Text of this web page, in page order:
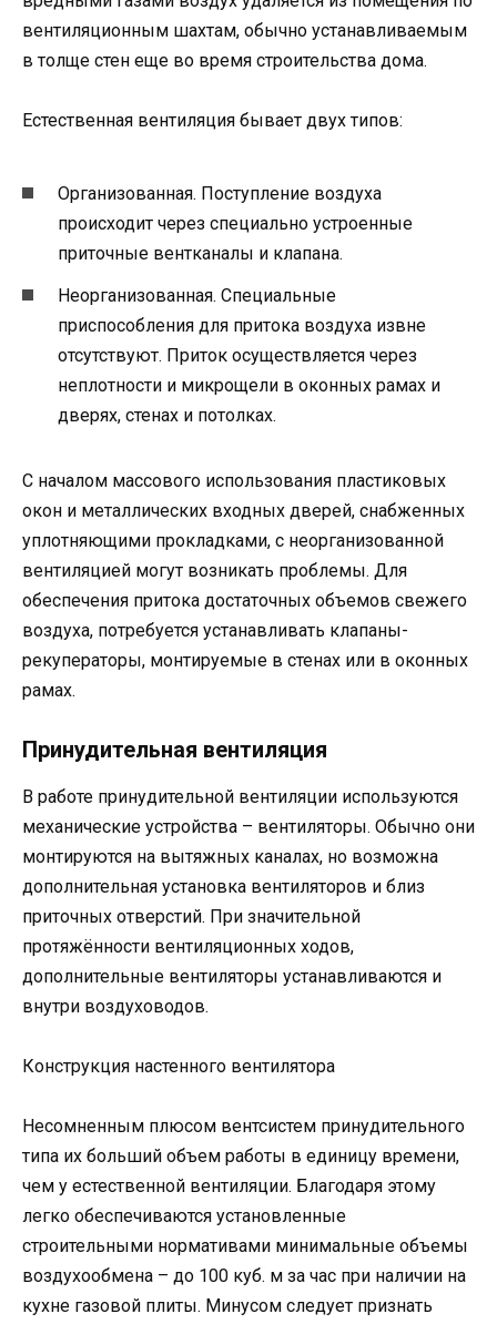
вентиляционным шахтам, обычно устанавливаемым
в толще стен еще во время строительства дома.
Естественная вентиляция бывает двух типов:
Организованная. Поступление воздуха
происходит через специально устроенные
приточные вентканалы и клапана.
Неорганизованная. Специальные
приспособления для притока воздуха извне
отсутствуют. Приток осуществляется через
неплотности и микрощели в оконных рамах и
дверях, стенах и потолках.
С началом массового использования пластиковых
окон и металлических входных дверей, снабженных
уплотняющими прокладками, с неорганизованной
вентиляцией могут возникать проблемы. Для
обеспечения притока достаточных объемов свежего
воздуха, потребуется устанавливать клапаны-
рекуператоры, монтируемые в стенах или в оконных
рамах.
Принудительная вентиляция
В работе принудительной вентиляции используются
механические устройства – вентиляторы. Обычно они
монтируются на вытяжных каналах, но возможна
дополнительная установка вентиляторов и близ
приточных отверстий. При значительной
протяжённости вентиляционных ходов,
дополнительные вентиляторы устанавливаются и
внутри воздуховодов.
Конструкция настенного вентилятора
Несомненным плюсом вентсистем принудительного
типа их больший объем работы в единицу времени,
чем у естественной вентиляции. Благодаря этому
легко обеспечиваются установленные
строительными нормативами минимальные объемы
воздухообмена – до 100 куб. м за час при наличии на
кухне газовой плиты. Минусом следует признать